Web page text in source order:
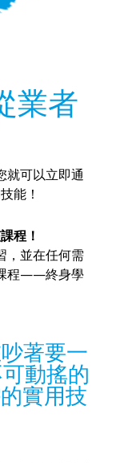
業者
就可以立即通
能！
程！
，並在任何需
程——終身學
著要一
動搖的
實用技